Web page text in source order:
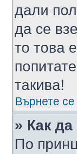
дали
да се
то това
такива!
Върнете се
» Как
По